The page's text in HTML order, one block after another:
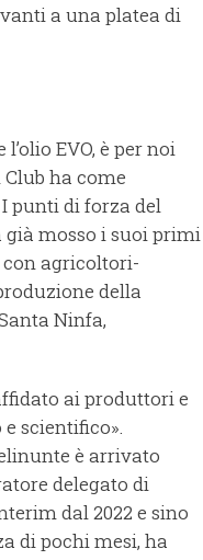
a una platea di
EVO, è per noi
ha come
punti di forza del
già mosso i suoi primi
con agricoltori-
della
Ninfa,
ai produttori e
scientifico».
è arrivato
delegato di
dal 2022 e sino
di pochi mesi, ha